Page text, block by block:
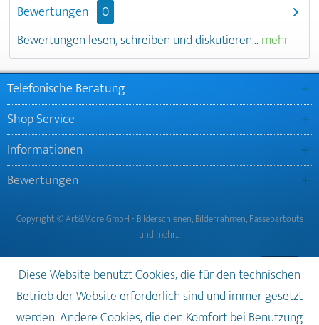
Bewertungen
0
Bewertungen lesen, schreiben und diskutieren... mehr
Telefonische Beratung
Shop Service
Informationen
Bewertungen
Copyright © Art&More GmbH - Bilderschienen, Bilderrahmen, Passepartouts
und mehr…
Diese Website benutzt Cookies, die für den technischen
Betrieb der Website erforderlich sind und immer gesetzt
werden. Andere Cookies, die den Komfort bei Benutzung